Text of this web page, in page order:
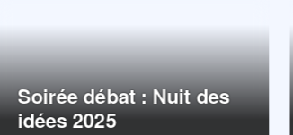
Soirée débat : Nuit des
idées 2025